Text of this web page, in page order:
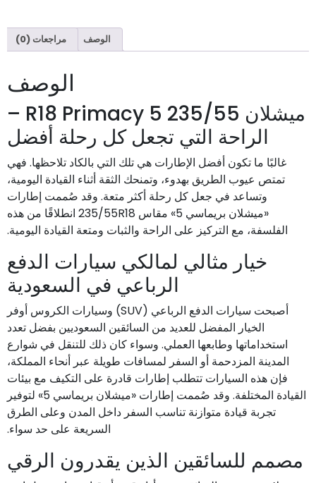
الوصف مراجعات (0)
الوصف
ميشلان 235/55 R18 Primacy 5 –
الراحة التي تجعل كل رحلة أفضل
غالبًا ما تكون أفضل الإطارات هي تلك التي بالكاد تلاحظها. فهي
تمتص عيوب الطريق بهدوء، وتمنحك الثقة أثناء القيادة اليومية،
وتساعد في جعل كل رحلة أكثر متعة. وقد صُممت إطارات
«ميشلان بريماسي 5» مقاس 235/55R18 انطلاقًا من هذه
الفلسفة، مع التركيز على الراحة والثبات ومتعة القيادة اليومية.
خيار مثالي لمالكي سيارات الدفع
الرباعي في السعودية
أصبحت سيارات الدفع الرباعي (SUV) وسيارات الكروس أوفر
الخيار المفضل للعديد من السائقين السعوديين بفضل تعدد
استخداماتها وطابعها العملي. وسواء كان ذلك للتنقل في شوارع
المدينة المزدحمة أو السفر لمسافات طويلة عبر أنحاء المملكة،
فإن هذه السيارات تتطلب إطارات قادرة على التكيف مع بيئات
القيادة المختلفة. وقد صُممت إطارات «ميشلان بريماسي 5» لتوفير
تجربة قيادة متوازنة تناسب السفر داخل المدن وعلى الطرق
السريعة على حد سواء.
مصمم للسائقين الذين يقدرون الرقي